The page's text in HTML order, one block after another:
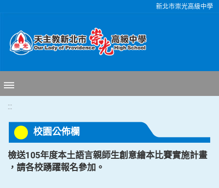
新北市崇光高級中學
:::
校園公佈欄
檢送105年度本土語言親師生創意繪本比賽實施計畫
，請各校踴躍報名參加。